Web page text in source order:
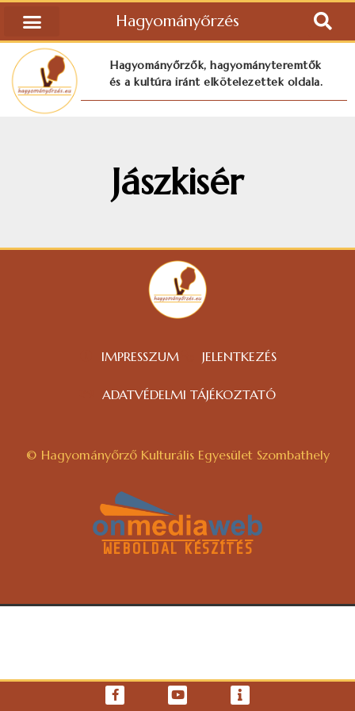
Hagyományőrzés
Hagyományőrzők, hagyományteremtők
és a kultúra iránt elkötelezettek oldala.
Jászkisér
IMPRESSZUM JELENTKEZÉS
ADATVÉDELMI TÁJÉKOZTATÓ
© Hagyományőrző Kulturális Egyesület Szombathely
WEBOLDAL KÉSZÍTÉS